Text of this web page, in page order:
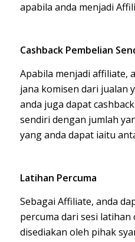
apabila anda menjadi
Cashback Pembelian
Apabila menjadi affiliate,
jana komisen dari jualan
anda juga dapat
sendiri dengan jumlah
yang anda dapat iaitu
Latihan Percuma
Sebagai Affiliate, anda
percuma dari sesi
disediakan oleh pihak